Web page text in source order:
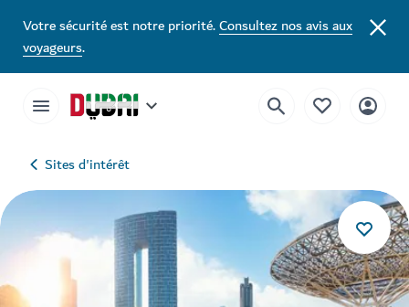
Votre sécurité est notre priorité.Consultez nos avis aux
voyageurs.
Sites d'intérêt